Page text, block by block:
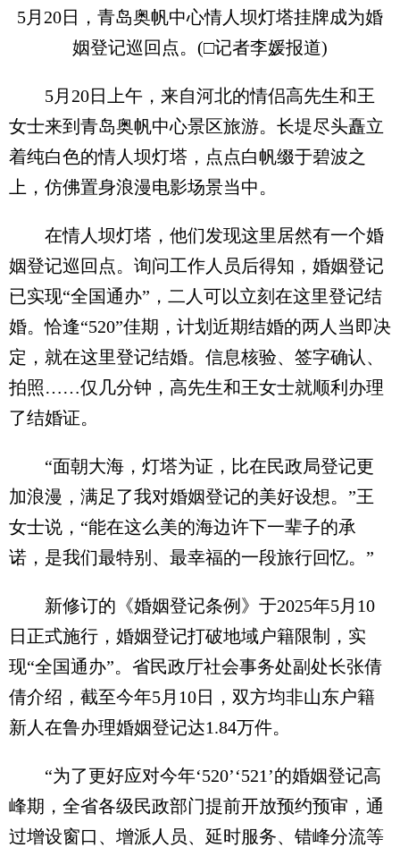
5月20日，青岛奥帆中心情人坝灯塔挂牌成为婚
姻登记巡回点。(□记者李媛报道)
5月20日上午，来自河北的情侣高先生和王
女士来到青岛奥帆中心景区旅游。长堤尽头矗立
着纯白色的情人坝灯塔，点点白帆缀于碧波之
上，仿佛置身浪漫电影场景当中。
在情人坝灯塔，他们发现这里居然有一个婚
姻登记巡回点。询问工作人员后得知，婚姻登记
已实现“全国通办”，二人可以立刻在这里登记结
婚。恰逢“520”佳期，计划近期结婚的两人当即决
定，就在这里登记结婚。信息核验、签字确认、
拍照……仅几分钟，高先生和王女士就顺利办理
了结婚证。
“面朝大海，灯塔为证，比在民政局登记更
加浪漫，满足了我对婚姻登记的美好设想。”王
女士说，“能在这么美的海边许下一辈子的承
诺，是我们最特别、最幸福的一段旅行回忆。”
新修订的《婚姻登记条例》于2025年5月10
日正式施行，婚姻登记打破地域户籍限制，实
现“全国通办”。省民政厅社会事务处副处长张倩
倩介绍，截至今年5月10日，双方均非山东户籍
新人在鲁办理婚姻登记达1.84万件。
“为了更好应对今年‘520’‘521’的婚姻登记高
峰期，全省各级民政部门提前开放预约预审，通
过增设窗口、增派人员、延时服务、错峰分流等